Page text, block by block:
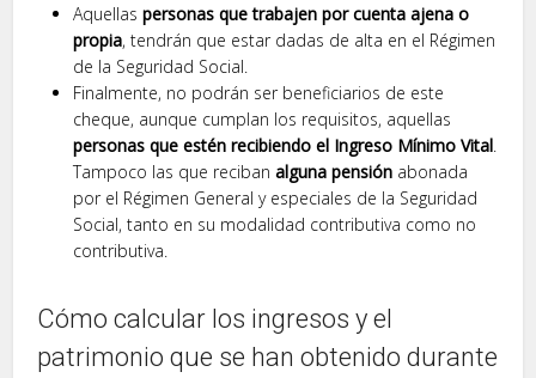
Aquellaspersonas que trabajen por cuenta ajena o
propia, tendrán que estar dadas de alta en el Régimen
de la Seguridad Social.
Finalmente, no podrán ser beneficiarios de este
cheque, aunque cumplan los requisitos, aquellas
personas que estén recibiendo el Ingreso Mínimo Vital.
Tampoco las que recibanalguna pensión abonada
por el Régimen General y especiales de la Seguridad
Social, tanto en su modalidad contributiva como no
contributiva.
Cómo calcular los ingresos y el
patrimonio que se han obtenido durante